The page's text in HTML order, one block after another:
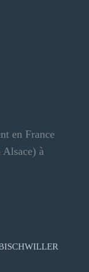
en France
à